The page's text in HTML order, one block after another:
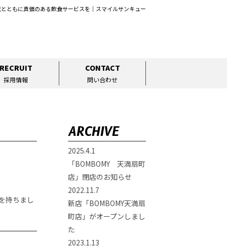
ともに真価のある飲食サービスを｜スマイルサンキュー
RECRUIT
採用情報
CONTACT
問い合わせ
持ちまし
ARCHIVE
2025.4.1
「BOMBOMY 天満扇町
店」閉店のお知らせ
2022.11.7
新店「BOMBOMY天満扇
町店」がオープンしまし
た
2023.1.13